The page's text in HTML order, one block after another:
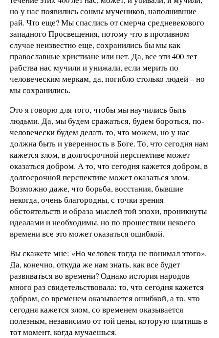
но у нас появились сонмы мучеников, наполнившие
рай. Что еще? Мы спаслись от смерча средневекового
западного Просвещения, потому что в противном
случае неизвестно еще, сохранились бы мы как
православные христиане или нет. Да, все эти 400 лет
рабства нас мучили и унижали, если мерить по
человеческим меркам, да, погибло столько людей – но
мы сохранились.
Это я говорю для того, чтобы мы научились быть
людьми. Да, мы будем сражаться, будем бороться, по-
человечески будем делать то, что можем, но у нас
должна быть и уверенность в Боге. То, что сегодня нам
кажется злом, в долгосрочной перспективе может
оказаться добром. А то, что сегодня кажется добром, в
долгосрочной перспективе может оказаться злом.
Возможно даже, что борьба, восстания, бывшие
некогда, очень благородны, с точки зрения
обстоятельств и образа мыслей той эпохи, проникнуты
идеалами и необходимы, но по прошествии некоего
времени все это может оказаться ошибкой.
Вы скажете мне: «Но человек тогда не понимал этого».
Да, конечно, откуда же нам знать, как все будет
развиваться во времени? Однако история народов
много раз свидетельствовала: то, что сегодня кажется
добром, со временем оказывается ошибкой, а то, что
сегодня кажется злом, со временем оказывается
полезным, независимо от той цены, которую платишь в
тот момент, когда мучаешься.